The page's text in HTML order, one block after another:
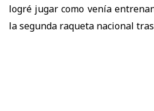
logré jugar como venía
la segunda raqueta nacional